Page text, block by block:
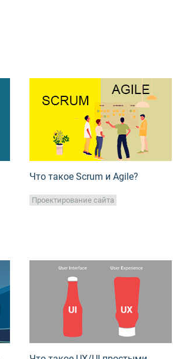
Что такое Scrum и Agile?
Проектирование сайта